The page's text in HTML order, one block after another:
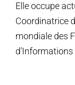
Elle occupe
Coordinatrice
mondiale des